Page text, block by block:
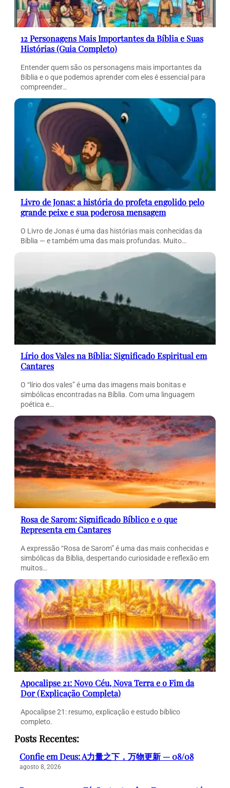
12 Personagens Mais Importantes da Bíblia e Suas
Histórias (Guia Completo)
Entender quem são os personagens mais importantes da
Bíblia e o que podemos aprender com eles é essencial para
compreender…
Livro de Jonas: a história do profeta engolido pelo
grande peixe e sua poderosa mensagem
O Livro de Jonas é uma das histórias mais conhecidas da
Bíblia — e também uma das mais profundas. Muito…
Lírio dos Vales na Bíblia: Significado Espiritual em
Cantares
O “lírio dos vales” é uma das imagens mais bonitas e
simbólicas encontradas na Bíblia. Com uma linguagem
poética e…
Rosa de Sarom: Significado Bíblico e o que
Representa em Cantares
A expressão “Rosa de Sarom” é uma das mais conhecidas e
simbólicas da Bíblia, despertando curiosidade e reflexão em
muitos…
Apocalipse 21: Novo Céu, Nova Terra e o Fim da
Dor (Explicação Completa)
Apocalipse 21: resumo, explicação e estudo bíblico
completo.
Posts Recentes:
Confie em Deus: A力量之下，万物更新 — 08/08
agosto 8, 2026